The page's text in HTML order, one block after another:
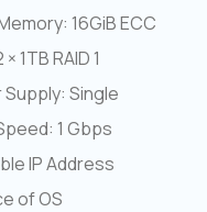
16GiB ECC
1TB RAID 1
Single
1 Gbps
IP Address
of OS